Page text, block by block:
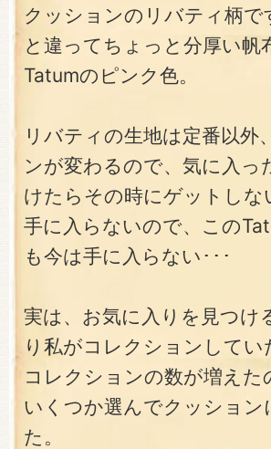
クッションのリバティ柄で
と違ってちょっと分厚い帆
Tatumのピンク色。
リバティの生地は定番以外
ンが変わるので、気に入っ
けたらその時にゲットしな
手に入らないので、この
も今は手に入らない･･･
実は、お気に入りを見つけ
り私がコレクションしてい
コレクションの数が増えた
いくつか選んでクッション
た。